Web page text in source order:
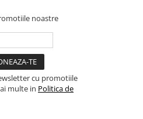
noastre
cu promotiile
multe in Politica de